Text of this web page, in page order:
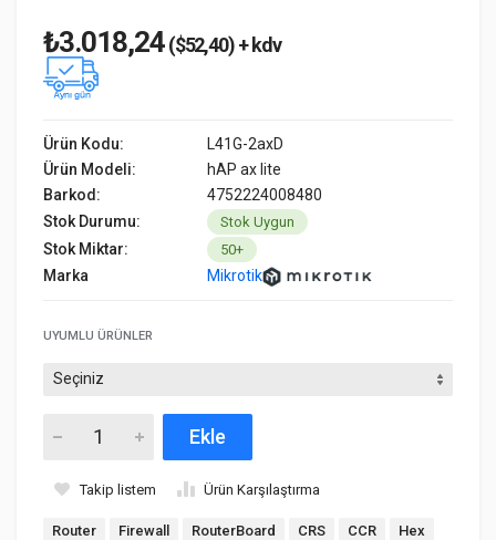
₺3.018,24($52,40) + kdv
Ürün Kodu:
L41G-2axD
Ürün Modeli:
hAP ax lite
Barkod:
4752224008480
Stok Durumu:
Stok Uygun
Stok Miktar: 50+
Marka Mikrotik
UYUMLU ÜRÜNLER
Ekle
Takip listem Ürün Karşılaştırma
Router Firewall RouterBoard CRS CCR
Hex